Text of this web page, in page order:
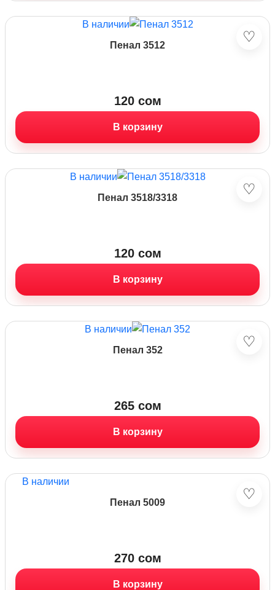
В наличии
♡
Пенал 3512
120 сом
В корзину
В наличии
♡
Пенал 3518/3318
120 сом
В корзину
В наличии
♡
Пенал 352
265 сом
В корзину
В наличии
♡
Пенал 5009
270 сом
В корзину